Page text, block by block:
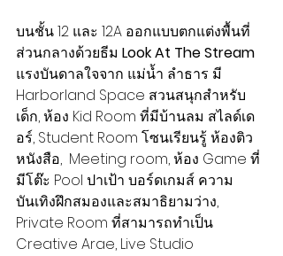
บนชั้น 12 และ 12A ออกแบบตกแต่งพื้นที่
ส่วนกลางด้วยธีม Look At The Stream
แรงบันดาลใจจาก แม่น้ำ ลำธาร มี
Harborland Space สวนสนุกสำหรับ
เด็ก, ห้อง Kid Room ที่มีบ้านลม สไลด์เด
อร์, Student Room โซนเรียนรู้ ห้องติว
หนังสือ,  Meeting room, ห้อง Game ที่
มีโต๊ะ Pool ปาเป้า บอร์ดเกมส์ ความ
บันเทิงฝึกสมองและสมาธิยามว่าง,
Private Room ที่สามารถทำเป็น
Creative Arae, Live Studio